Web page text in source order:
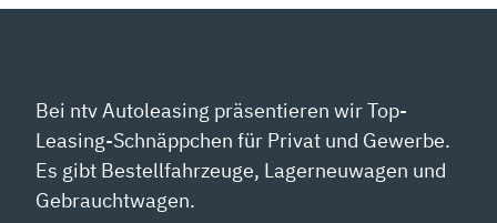
Bei ntv Autoleasing präsentieren wir Top-
Leasing-Schnäppchen für Privat und Gewerbe.
Es gibt Bestellfahrzeuge, Lagerneuwagen und
Gebrauchtwagen.